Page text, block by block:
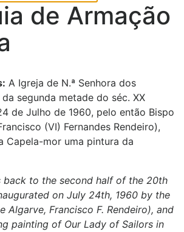
de Armação
A Igreja de N.ª Senhora dos
segunda metade do séc. XX
de Julho de 1960, pelo então Bispo
(VI) Fernandes Rendeiro),
Capela-mor uma pintura da
back to the second half of the 20th
on July 24th, 1960 by the
Algarve, Francisco F. Rendeiro), and
painting of Our Lady of Sailors in